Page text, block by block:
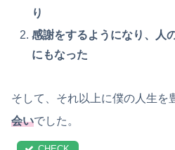
り
感謝をするようになり、人
にもなった
そして、それ以上に僕の人生を
会いでした。